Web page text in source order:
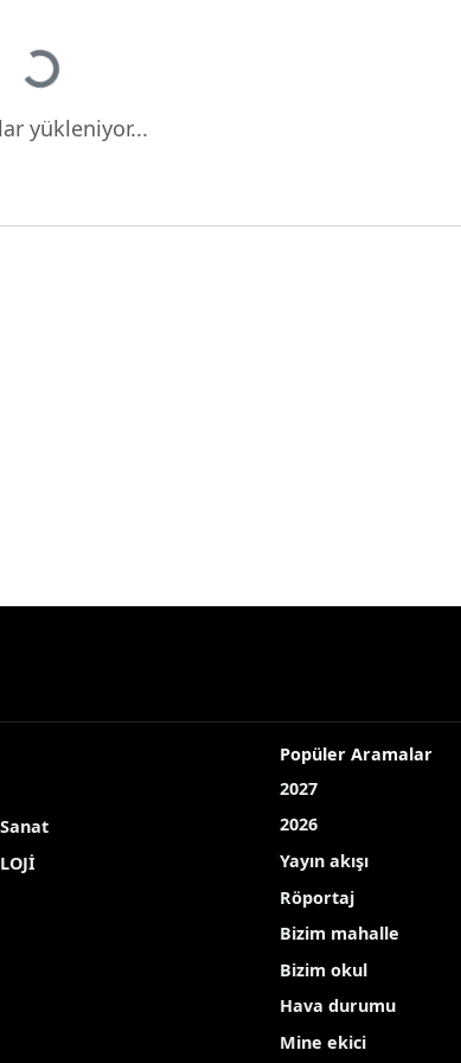
yükleniyor...
Popüler Aramalar
2027
2026
Yayın akışı
Röportaj
Bizim mahalle
Bizim okul
Hava durumu
Mine ekici